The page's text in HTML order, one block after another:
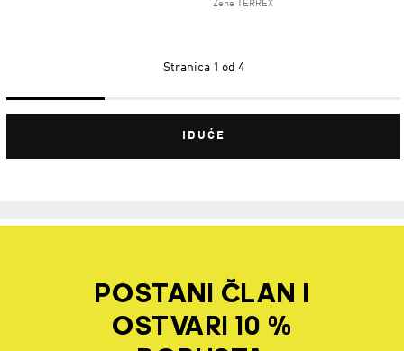
Žene TERREX
Stranica 1 od 4
IDUĆE
POSTANI ČLAN I
OSTVARI 10 %